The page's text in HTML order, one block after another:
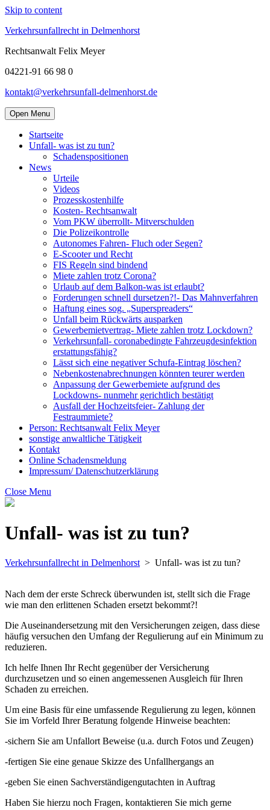
Skip to content
Verkehrsunfallrecht in Delmenhorst
Rechtsanwalt Felix Meyer
04221-91 66 98 0
kontakt@verkehrsunfall-delmenhorst.de
Open Menu
Startseite
Unfall- was ist zu tun?
Schadenspositionen
News
Urteile
Videos
Prozesskostenhilfe
Kosten- Rechtsanwalt
Vom PKW überrollt- Mitverschulden
Die Polizeikontrolle
Autonomes Fahren- Fluch oder Segen?
E-Scooter und Recht
FIS Regeln sind bindend
Miete zahlen trotz Corona?
Urlaub auf dem Balkon-was ist erlaubt?
Forderungen schnell dursetzen?!- Das Mahnverfahren
Haftung eines sog. „Superspreaders“
Unfall beim Rückwärts ausparken
Gewerbemietvertrag- Miete zahlen trotz Lockdown?
Verkehrsunfall- coronabedingte Fahrzeugdesinfektion
erstattungsfähig?
Lässt sich eine negativer Schufa-Eintrag löschen?
Nebenkostenabrechnungen könnten teurer werden
Anpassung der Gewerbemiete aufgrund des
Lockdowns- nunmehr gerichtlich bestätigt
Ausfall der Hochzeitsfeier- Zahlung der
Festraummiete?
Person: Rechtsanwalt Felix Meyer
sonstige anwaltliche Tätigkeit
Kontakt
Online Schadensmeldung
Impressum/ Datenschutzerklärung
Close Menu
Unfall- was ist zu tun?
Verkehrsunfallrecht in Delmenhorst > Unfall- was ist zu tun?
Nach dem der erste Schreck überwunden ist, stellt sich die Frage
wie man den erlittenen Schaden ersetzt bekommt?!
Die Auseinandersetzung mit den Versicherungen zeigen, dass diese
häufig versuchen den Umfang der Regulierung auf ein Minimum zu
reduzieren.
Ich helfe Ihnen Ihr Recht gegenüber der Versicherung
durchzusetzen und so einen angemessenen Ausgleich für Ihren
Schaden zu erreichen.
Um eine Basis für eine umfassende Regulierung zu legen, können
Sie im Vorfeld Ihrer Beratung folgende Hinweise beachten:
-sichern Sie am Unfallort Beweise (u.a. durch Fotos und Zeugen)
-fertigen Sie eine genaue Skizze des Unfallhergangs an
-geben Sie einen Sachverständigengutachten in Auftrag
Haben Sie hierzu noch Fragen, kontaktieren Sie mich gerne